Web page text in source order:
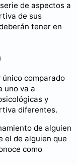
de aspectos a
de sus
tener en
comparado
uno va a
y
diferentes.
de alguien
el de alguien que
como